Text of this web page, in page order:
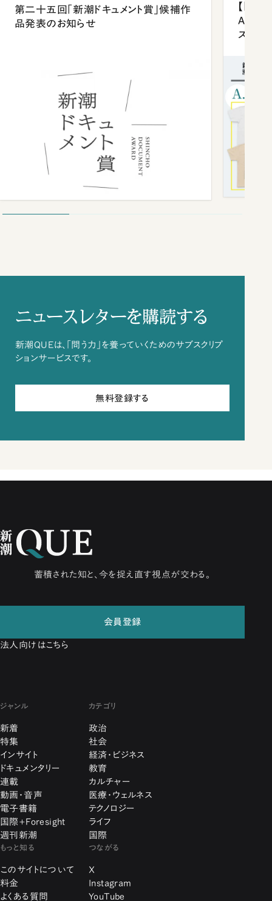
第二十五回「新潮ドキュメント賞」候補作
品発表のお知らせ
【「新
ズプレ
ニュースレターを購読する
新潮QUEは、「問う力」を養っていくためのサブスクリプ
ションサービスです。
無料登録する
蓄積された知と、今を捉え直す視点が交わる。
会員登録
法人向けはこちら
ジャンル
新着
特集
インサイト
ドキュメンタリー
連載
動画・音声
電子書籍
国際+Foresight
週刊新潮
カテゴリ
政治
社会
経済・ビジネス
教育
カルチャー
医療・ウェルネス
テクノロジー
ライフ
国際
もっと知る
このサイトについて
料金
よくある質問
つながる
X
Instagram
YouTube